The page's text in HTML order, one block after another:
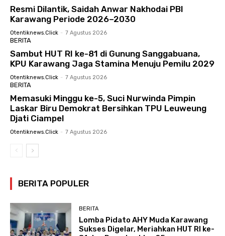
Resmi Dilantik, Saidah Anwar Nakhodai PBI
Karawang Periode 2026–2030
Otentiknews.click - 7 Agustus 2026
BERITA
Sambut HUT RI ke-81 di Gunung Sanggabuana,
KPU Karawang Jaga Stamina Menuju Pemilu 2029
Otentiknews.click - 7 Agustus 2026
BERITA
Memasuki Minggu ke-5, Suci Nurwinda Pimpin
Laskar Biru Demokrat Bersihkan TPU Leuweung
Djati Ciampel
Otentiknews.click - 7 Agustus 2026
BERITA POPULER
BERITA
Lomba Pidato AHY Muda Karawang
Sukses Digelar, Meriahkan HUT RI ke-